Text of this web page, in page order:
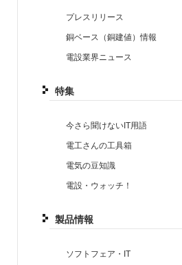
プレスリリース
銅ベース（銅建値）情報
電設業界ニュース
特集
今さら聞けないIT用語
電工さんの工具箱
電気の豆知識
電設・ウォッチ！
製品情報
ソフトフェア・IT